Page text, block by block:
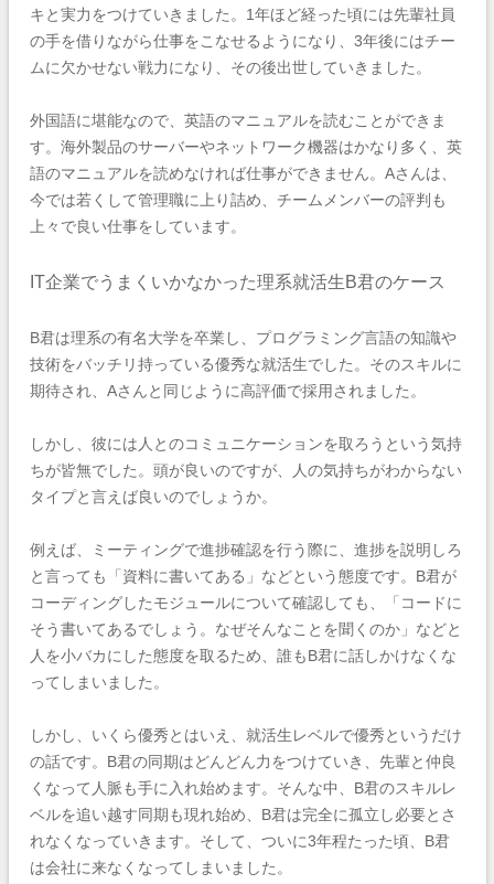
キと実力をつけていきました。1年ほど経った頃には先輩社員
の手を借りながら仕事をこなせるようになり、3年後にはチー
ムに欠かせない戦力になり、その後出世していきました。
外国語に堪能なので、英語のマニュアルを読むことができま
す。海外製品のサーバーやネットワーク機器はかなり多く、英
語のマニュアルを読めなければ仕事ができません。Aさんは、
今では若くして管理職に上り詰め、チームメンバーの評判も
上々で良い仕事をしています。
IT企業でうまくいかなかった理系就活生B君のケース
B君は理系の有名大学を卒業し、プログラミング言語の知識や
技術をバッチリ持っている優秀な就活生でした。そのスキルに
期待され、Aさんと同じように高評価で採用されました。
しかし、彼には人とのコミュニケーションを取ろうという気持
ちが皆無でした。頭が良いのですが、人の気持ちがわからない
タイプと言えば良いのでしょうか。
例えば、ミーティングで進捗確認を行う際に、進捗を説明しろ
と言っても「資料に書いてある」などという態度です。B君が
コーディングしたモジュールについて確認しても、「コードに
そう書いてあるでしょう。なぜそんなことを聞くのか」などと
人を小バカにした態度を取るため、誰もB君に話しかけなくな
ってしまいました。
しかし、いくら優秀とはいえ、就活生レベルで優秀というだけ
の話です。B君の同期はどんどん力をつけていき、先輩と仲良
くなって人脈も手に入れ始めます。そんな中、B君のスキルレ
ベルを追い越す同期も現れ始め、B君は完全に孤立し必要とさ
れなくなっていきます。そして、ついに3年程たった頃、B君
は会社に来なくなってしまいました。